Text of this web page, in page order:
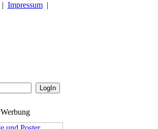
Impressum|
Werbung